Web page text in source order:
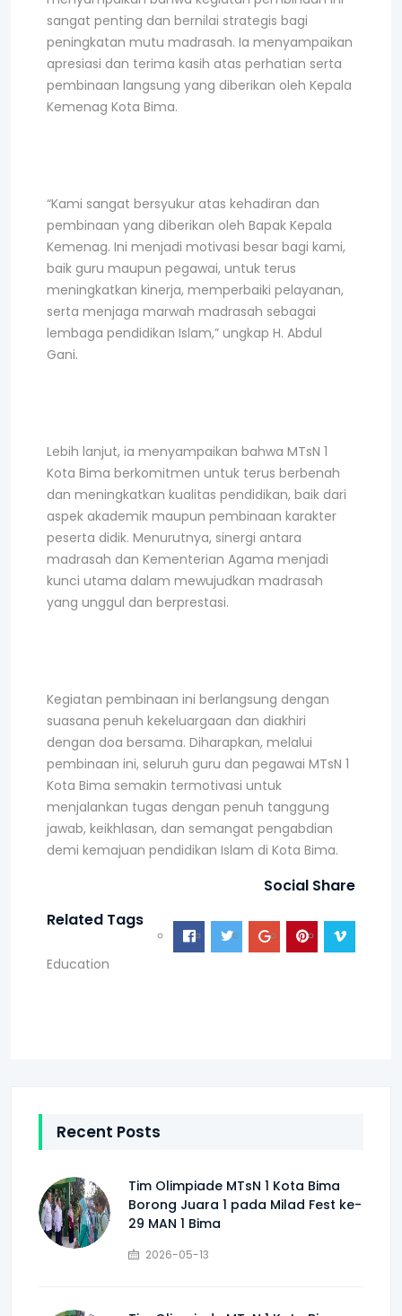
sangat penting dan bernilai strategis bagi
peningkatan mutu madrasah. Ia menyampaikan
apresiasi dan terima kasih atas perhatian serta
pembinaan langsung yang diberikan oleh Kepala
Kemenag Kota Bima.
“Kami sangat bersyukur atas kehadiran dan
pembinaan yang diberikan oleh Bapak Kepala
Kemenag. Ini menjadi motivasi besar bagi kami,
baik guru maupun pegawai, untuk terus
meningkatkan kinerja, memperbaiki pelayanan,
serta menjaga marwah madrasah sebagai
lembaga pendidikan Islam,” ungkap H. Abdul
Gani.
Lebih lanjut, ia menyampaikan bahwa MTsN 1
Kota Bima berkomitmen untuk terus berbenah
dan meningkatkan kualitas pendidikan, baik dari
aspek akademik maupun pembinaan karakter
peserta didik. Menurutnya, sinergi antara
madrasah dan Kementerian Agama menjadi
kunci utama dalam mewujudkan madrasah
yang unggul dan berprestasi.
Kegiatan pembinaan ini berlangsung dengan
suasana penuh kekeluargaan dan diakhiri
dengan doa bersama. Diharapkan, melalui
pembinaan ini, seluruh guru dan pegawai MTsN 1
Kota Bima semakin termotivasi untuk
menjalankan tugas dengan penuh tanggung
jawab, keikhlasan, dan semangat pengabdian
demi kemajuan pendidikan Islam di Kota Bima.
Related Tags
Education
Social Share
Recent Posts
Tim Olimpiade MTsN 1 Kota Bima
Borong Juara 1 pada Milad Fest ke-
29 MAN 1 Bima
2026-05-13